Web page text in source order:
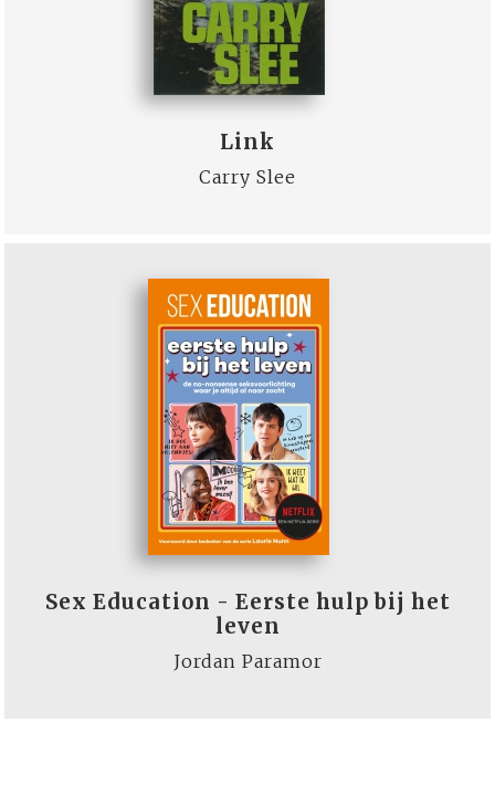
Link
Carry Slee
Sex Education - Eerste hulp bij het
leven
Jordan Paramor